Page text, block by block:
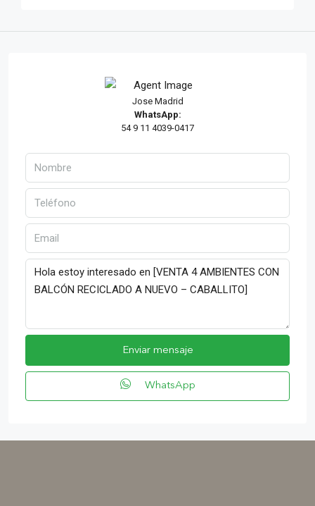
Jose Madrid
WhatsApp:
54 9 11 4039-0417
Enviar mensaje
WhatsApp